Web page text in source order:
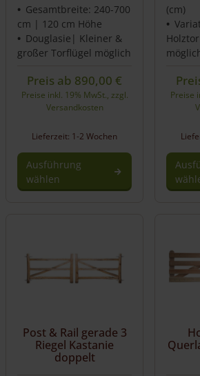
Gesamtbreite: 240-700
cm | 120 cm Höhe
Douglasie| Kleiner &
großer Torflügel möglich
Preis ab 890,00 €
Preise inkl. 19% MwSt., zzgl.
Versandkosten
Lieferzeit: 1-2 Wochen
Ausführung
wählen
(cm)
Preise
Post & Rail gerade 3
Riegel Kastanie
doppelt